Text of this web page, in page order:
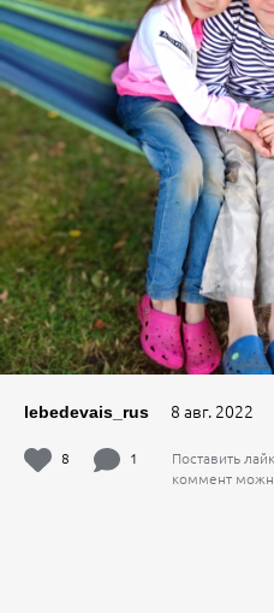
lebedevais_rus 8 авг. 2022
8 1
Поставить
коммент